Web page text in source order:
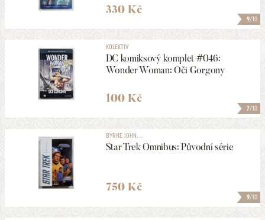
9/10
330 Kč
7/10
KOLEKTIV
DC komiksový komplet #046:
Wonder Woman: Oči Gorgony
100 Kč
9/10
BYRNE JOHN, ...
Star Trek Omnibus: Původní série
750 Kč